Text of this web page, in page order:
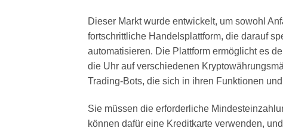
Dieser Markt wurde entwickelt, um sowohl
fortschrittliche Handelsplattform, die darauf
automatisieren. Die Plattform ermöglicht es
die Uhr auf verschiedenen
Trading-Bots, die sich in ihren Funktionen
Sie müssen die erforderliche
können dafür eine Kreditkarte verwenden,